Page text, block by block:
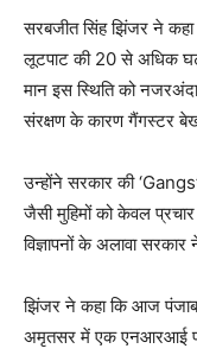
सरबजीत सिंह झिंजर ने कहा
लूटपाट की 20 से अधिक
मान इस स्थिति को
संरक्षण के कारण गैंगस्टर
उन्होंने सरकार की
जैसी मुहिमों को केवल
विज्ञापनों के अलावा सरकार
झिंजर ने कहा कि आज पंजाब
अमृतसर में एक एनआरआई